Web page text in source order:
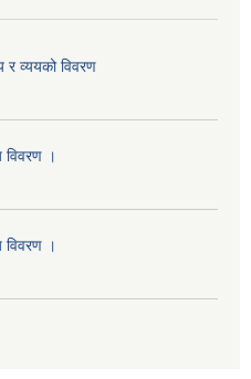
र व्ययको विवरण
।
।